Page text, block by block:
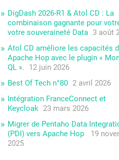
DigDash 2026-R1 & Atol CD : La
combinaison gagnante pour
votre souveraineté Data 3 août
Atol CD améliore les capacités
Apache Hop avec le plugin «
QL ».
12 juin 2026
Best Of Tech n°80 2 avril 2026
Intégration FranceConnect et
Keycloak 23 mars 2026
Migrer de Pentaho Data
(PDI) vers Apache Hop
19
2025